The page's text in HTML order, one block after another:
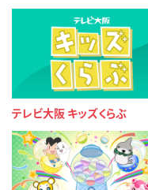
テレビ大阪 キッズくらぶ